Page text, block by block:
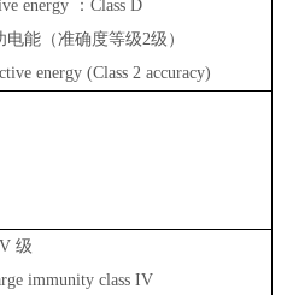
energy
：Class D
电能（准确度等级2级 ）
energy (Class 2 accuracy)
V 级
immunity class IV